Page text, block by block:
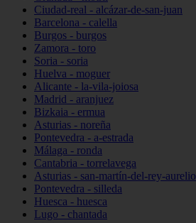
Ciudad-real - alcázar-de-san-juan
Barcelona - calella
Burgos - burgos
Zamora - toro
Soria - soria
Huelva - moguer
Alicante - la-vila-joiosa
Madrid - aranjuez
Bizkaia - ermua
Asturias - noreña
Pontevedra - a-estrada
Málaga - ronda
Cantabria - torrelavega
Asturias - san-martín-del-rey-aurelio
Pontevedra - silleda
Huesca - huesca
Lugo - chantada